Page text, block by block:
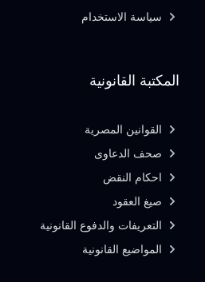
المكتبة القانونية
القوانين المصرية
صحف الدعاوى
احكام النقض
صيغ العقود
التعريفات والدفوع القانونية
المواضيع القانونية
سياسة الاستخدام